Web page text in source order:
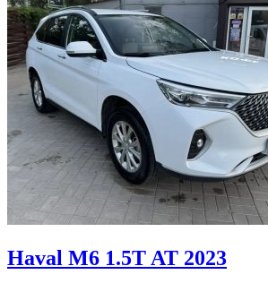
Haval M6 1.5T AT 2023